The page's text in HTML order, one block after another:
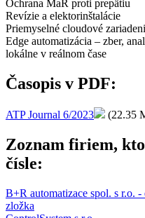
Ochrana MaR proti prepätiu
Revízie a elektorinštalácie
Priemyselné cloudové
Edge automatizácia – zber,
lokálne v reálnom čase
Časopis v PDF:
ATP Journal 6/2023 (22.35
Zoznam firiem,
čísle:
B+R automatizace spol. s r.o. -
zložka